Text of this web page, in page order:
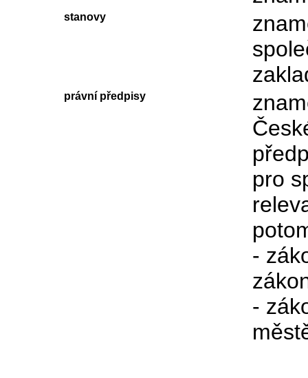
stanovy
právní předpisy
pro
-
-